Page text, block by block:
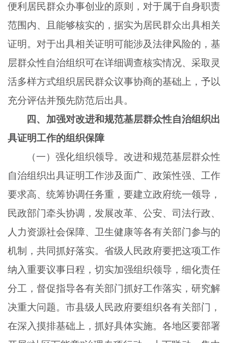
便利居民群众办事创业的原则，对于属于自身职责
范围内、且能够核实的，据实为居民群众出具相关
证明。对于出具相关证明可能涉及法律风险的，基
层群众性自治组织可在详细调查核实情况、采取灵
活多样方式组织居民群众议事协商的基础上，予以
充分评估并预先防范后出具。
四、加强对改进和规范基层群众性自治组织出
具证明工作的组织保障
（一）强化组织领导。改进和规范基层群众性
自治组织出具证明工作涉及面广、政策性强、工作
要求高、统筹协调任务重，要建立政府统一领导，
民政部门牵头协调，发展改革、公安、司法行政、
人力资源社会保障、卫生健康等各有关部门参与的
机制，共同抓好落实。省级人民政府要把这项工作
纳入重要议事日程，切实加强组织领导，细化责任
分工，督促指导各有关部门抓好工作落实，研究解
决重大问题。市县级人民政府要组织各有关部门，
在深入摸排基础上，抓好具体实施。各地区要部署